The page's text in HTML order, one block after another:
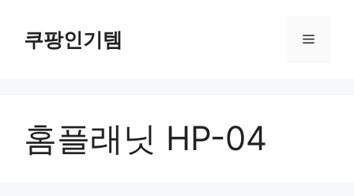
쿠팡인기템 메
홈플래닛 HP-04